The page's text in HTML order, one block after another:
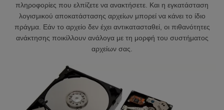
πληροφορίες που ελπίζετε να ανακτήσετε. Και η εγκατάσταση
λογισμικού αποκατάστασης αρχείων μπορεί να κάνει το ίδιο
πράγμα. Εάν το αρχείο δεν έχει αντικατασταθεί, οι πιθανότητες
ανάκτησης ποικίλλουν ανάλογα με τη μορφή του συστήματος
αρχείων σας.